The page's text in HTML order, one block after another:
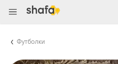
Футболки